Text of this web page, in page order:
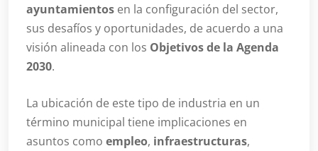
ayuntamientos en la configuración del sector,
sus desafíos y oportunidades, de acuerdo a una
visión alineada con los Objetivos de la Agenda
2030.
La ubicación de este tipo de industria en un
término municipal tiene implicaciones en
asuntos como empleo, infraestructuras,